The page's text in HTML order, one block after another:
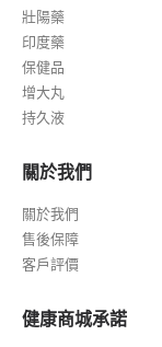
壯陽藥
印度藥
保健品
增大丸
持久液
關於我們
關於我們
售後保障
客戶評價
健康商城承諾